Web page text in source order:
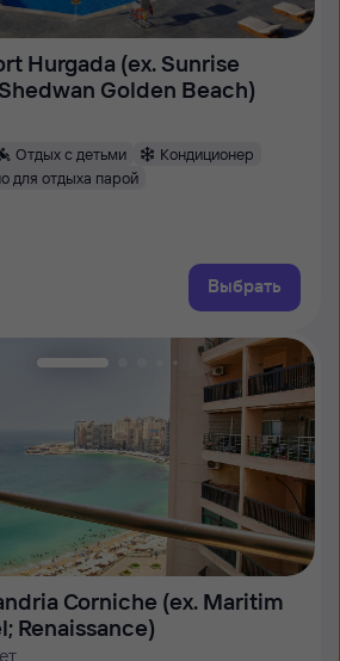
Hurgada (ех. Sunrise
Golden Beach)
Отдых с детьми
Кондиционер
для отдыха парой
Выбрать
Corniche (ex. Maritim
Renaissance)